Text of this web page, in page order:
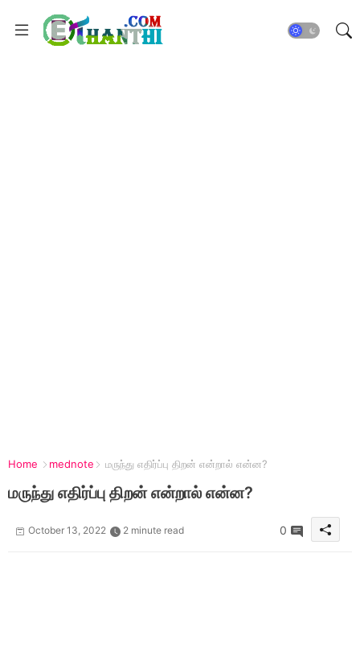
Home mednote மருந்து எதிர்ப்பு திறன் என்றால் என்ன?
மருந்து எதிர்ப்பு திறன் என்றால் என்ன?
October 13, 2022 2 minute read 0